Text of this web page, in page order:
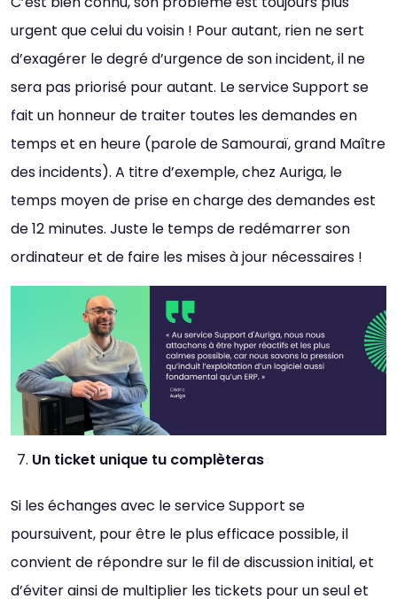
urgent que celui du voisin ! Pour autant, rien ne sert
d’exagérer le degré d’urgence de son incident, il ne
sera pas priorisé pour autant. Le service Support se
fait un honneur de traiter toutes les demandes en
temps et en heure (parole de Samouraï, grand Maître
des incidents). A titre d’exemple, chez Auriga, le
temps moyen de prise en charge des demandes est
de 12 minutes. Juste le temps de redémarrer son
ordinateur et de faire les mises à jour nécessaires !
Un ticket unique tu complèteras
Si les échanges avec le service Support se
poursuivent, pour être le plus efficace possible, il
convient de répondre sur le fil de discussion initial, et
d’éviter ainsi de multiplier les tickets pour un seul et
Thème
Clair Sombre
Police (dyslexie)
Défaut Adapter
Taille du texte